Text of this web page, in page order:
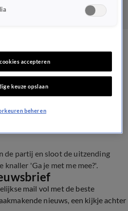
blaast studio
nummer
mee?'
de partij en sloot de uitzending
'Ga je met me mee?'.
mail vol met de beste
nieuws, een kijkje achter
accepteren
keuze opslaan
beheren